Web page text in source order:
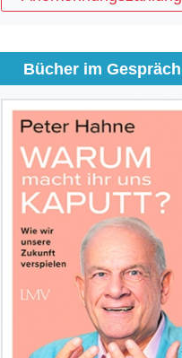
Bücher im Gespräch